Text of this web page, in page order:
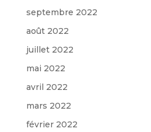
septembre 2022
août 2022
juillet 2022
mai 2022
avril 2022
mars 2022
février 2022